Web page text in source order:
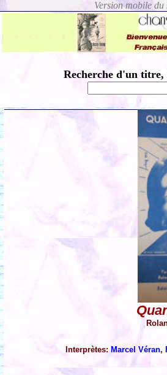
Recherche d'un
Interprètes:Marcel Véran,